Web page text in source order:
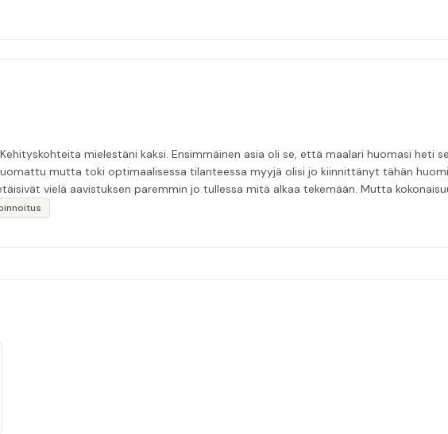
mielestäni kaksi. Ensimmäinen asia oli se, että maalari huomasi heti
mutta toki optimaalisessa tilanteessa myyjä olisi jo kiinnittänyt tähän
vielä aavistuksen paremmin jo tullessa mitä alkaa tekemään. Mutta